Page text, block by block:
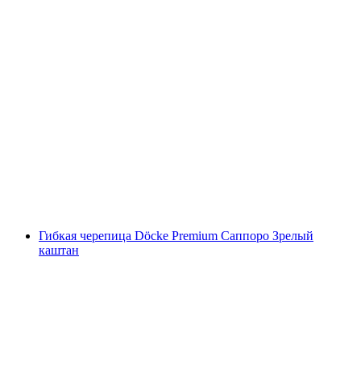
Гибкая черепица Döcke Premium Саппоро Зрелый
каштан